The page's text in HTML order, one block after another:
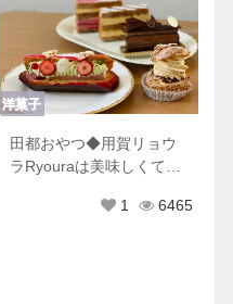
洋菓子
田都おやつ◆用賀リョウ
ラRyouraは美味しくて可
1 6465